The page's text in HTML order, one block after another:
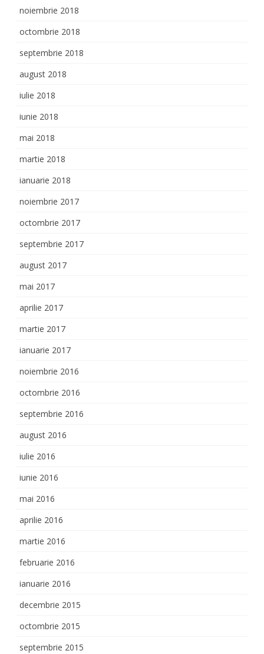
noiembrie 2018
octombrie 2018
septembrie 2018
august 2018
iulie 2018
iunie 2018
mai 2018
martie 2018
ianuarie 2018
noiembrie 2017
octombrie 2017
septembrie 2017
august 2017
mai 2017
aprilie 2017
martie 2017
ianuarie 2017
noiembrie 2016
octombrie 2016
septembrie 2016
august 2016
iulie 2016
iunie 2016
mai 2016
aprilie 2016
martie 2016
februarie 2016
ianuarie 2016
decembrie 2015
octombrie 2015
septembrie 2015